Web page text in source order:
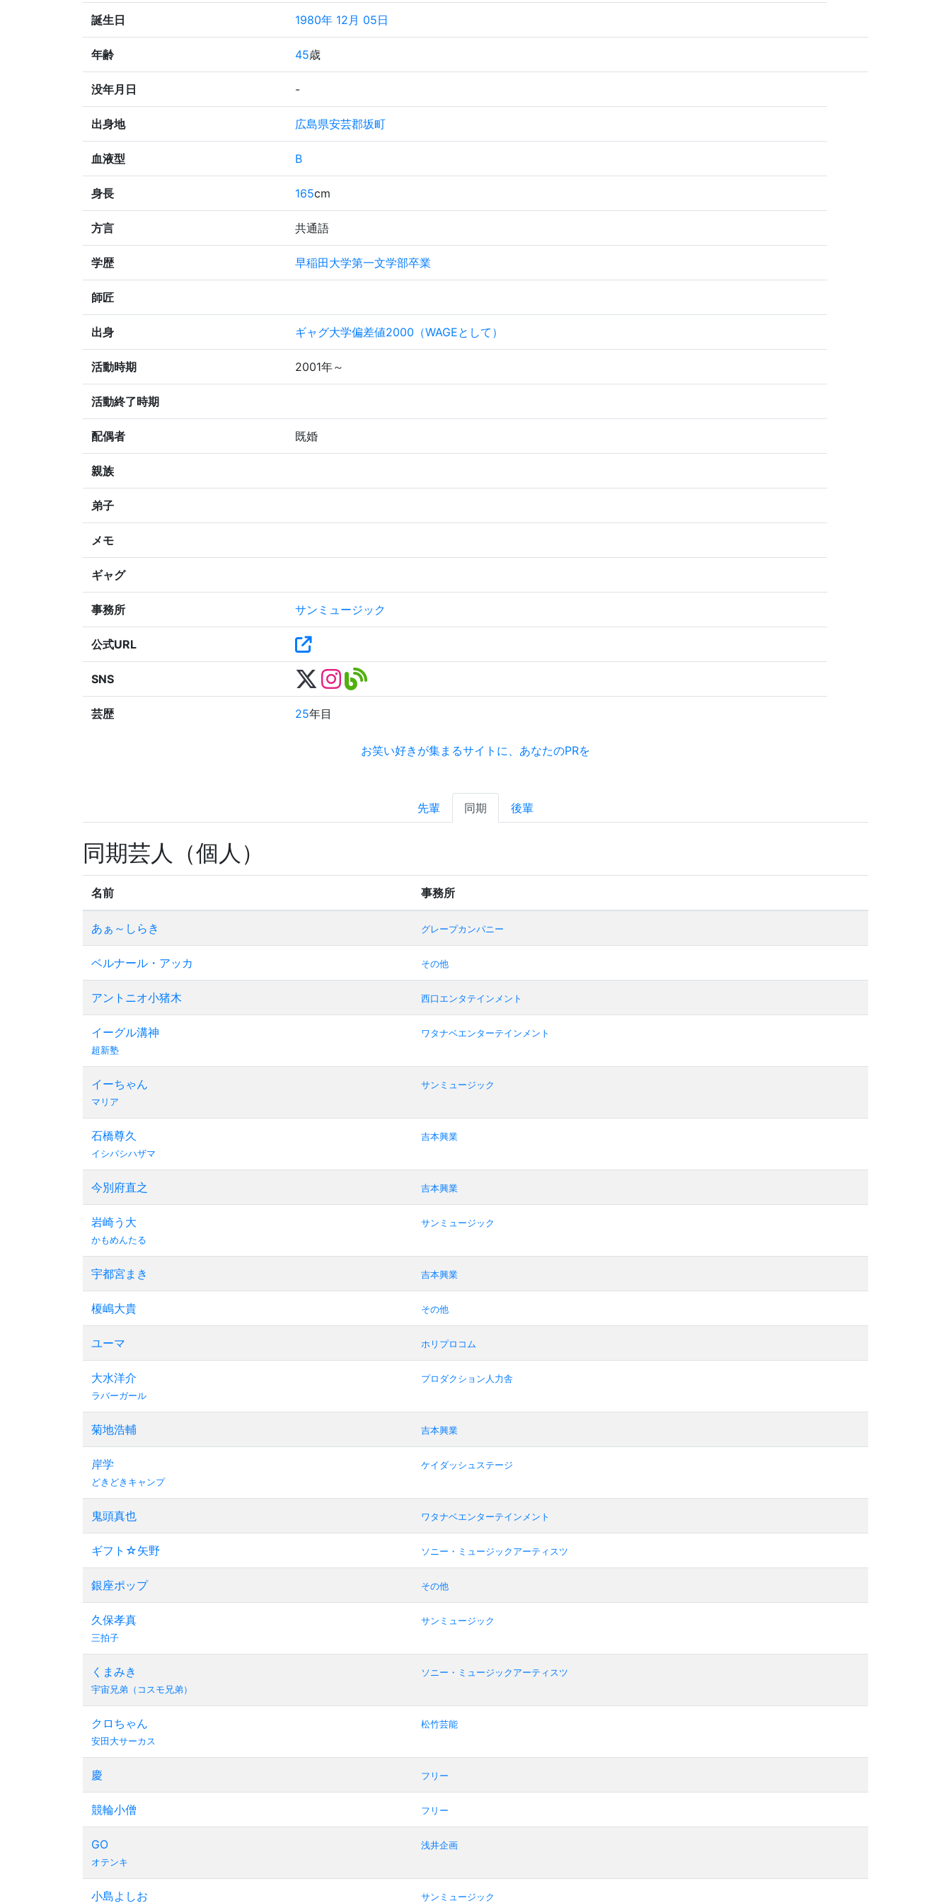
誕生日 1980年 12月 05日
年齢 45歳
没年月日 -
出身地 広島県安芸郡坂町
血液型 B
身長 165cm
方言 共通語
学歴 早稲田大学第一文学部卒業
師匠
出身 ギャグ大学偏差値2000（WAGEとして）
活動時期 2001年～
活動終了時期
配偶者 既婚
親族
弟子
メモ
ギャグ
事務所 サンミュージック
公式URL
SNS
芸歴 25年目
お笑い好きが集まるサイトに、あなたのPRを
先輩 同期 後輩
同期芸人（個人）
名前 事務所
あぁ～しらき グレープカンパニー
ベルナール・アッカ その他
アントニオ小猪木 西口エンタテインメント
イーグル溝神
超新塾
ワタナベエンターテインメント
イーちゃん
マリア
サンミュージック
石橋尊久
イシバシハザマ
吉本興業
今別府直之 吉本興業
岩崎う大
かもめんたる
サンミュージック
宇都宮まき 吉本興業
榎嶋大貴 その他
ユーマ ホリプロコム
大水洋介
ラバーガール
プロダクション人力舎
菊地浩輔 吉本興業
岸学
どきどきキャンプ
ケイダッシュステージ
鬼頭真也 ワタナベエンターテインメント
ギフト☆矢野 ソニー・ミュージックアーティスツ
銀座ポップ その他
久保孝真
三拍子
サンミュージック
くまみき
宇宙兄弟（コスモ兄弟）
ソニー・ミュージックアーティスツ
クロちゃん
安田大サーカス
松竹芸能
慶 フリー
競輪小僧 フリー
GO
オテンキ
浅井企画
小島よしお サンミュージック